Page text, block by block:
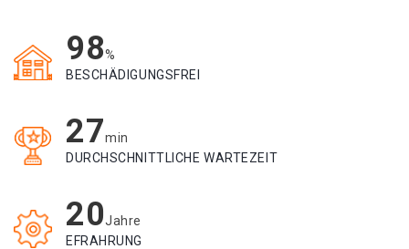
98%
BESCHÄDIGUNGSFREI
27min
DURCHSCHNITTLICHE WARTEZEIT
20Jahre
EFRAHRUNG